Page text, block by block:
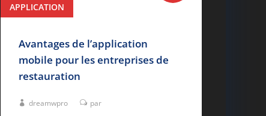
lire plus
Avantages de l’application
mobile pour les entreprises de
restauration
APPLICATION
dreamwpro par